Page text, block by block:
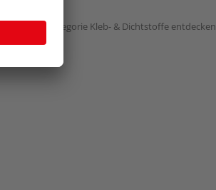
gesamte Kategorie Kleb- & Dichtstoffe entdecken